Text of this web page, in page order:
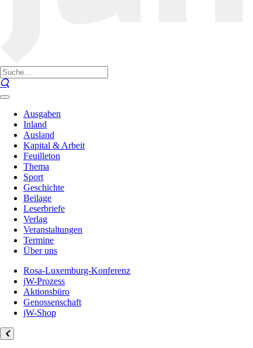
Ausgaben
Inland
Ausland
Kapital & Arbeit
Feuilleton
Thema
Sport
Geschichte
Beilage
Leserbriefe
Verlag
Veranstaltungen
Termine
Über uns
Rosa-Luxemburg-Konferenz
jW-Prozess
Aktionsbüro
Genossenschaft
jW-Shop